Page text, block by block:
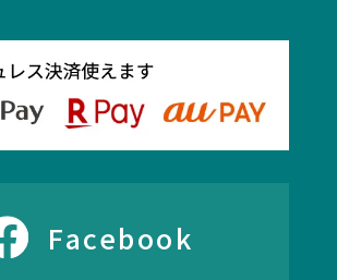
Facebook